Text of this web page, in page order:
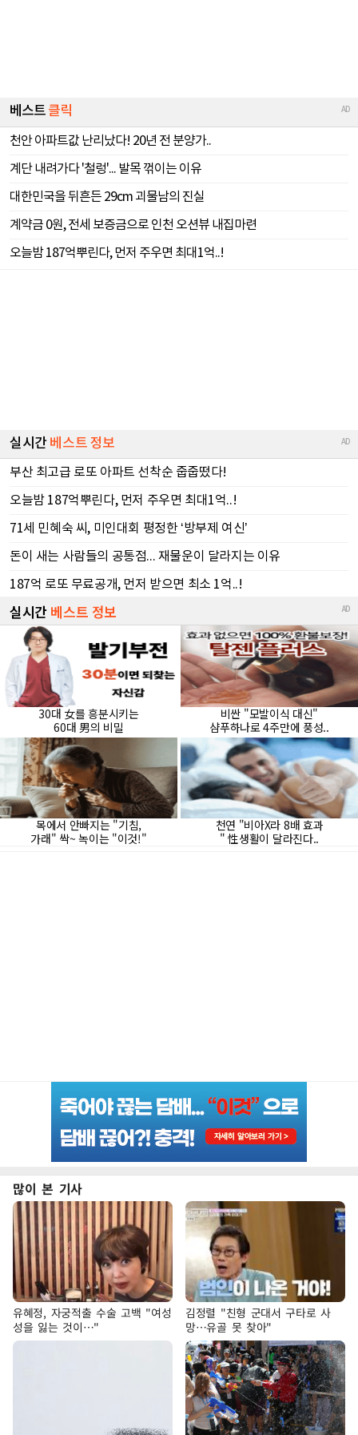
많이 본 기사
유혜정, 자궁적출 수술 고백 "여성
성을 잃는 것이…"
김정렬 "친형 군대서 구타로 사
망…유골 못 찾아"